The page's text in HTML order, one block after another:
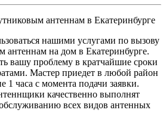
нашими услугами по вызову
антеннам на дом в Екатеринбурге.
вашу проблему в кратчайшие сроки
Мастер приедет в любой район
1 часа с момента подачи заявки.
качественно выполнят
всех видов антенных